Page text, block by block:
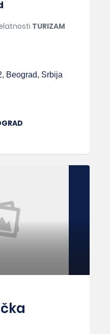
TURIZAM
Beograd, Srbija